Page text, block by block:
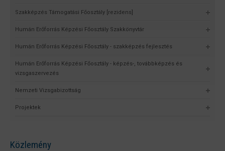
Szakképzés Támogatási Főosztály [rezidens]
Humán Erőforrás Képzési Főosztály Szakkönyvtár
Humán Erőforrás Képzési Főosztály - szakképzés fejlesztés
Humán Erőforrás Képzési Főosztály - képzés-, továbbképzés és
vizsgaszervezés
Nemzeti Vizsgabizottság
Projektek
Közlemény